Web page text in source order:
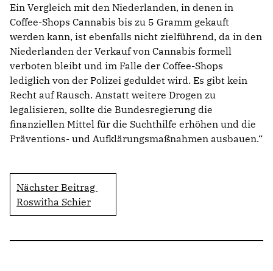
Ein Vergleich mit den Niederlanden, in denen in
Coffee-Shops Cannabis bis zu 5 Gramm gekauft
werden kann, ist ebenfalls nicht zielführend, da in den
Niederlanden der Verkauf von Cannabis formell
verboten bleibt und im Falle der Coffee-Shops
lediglich von der Polizei geduldet wird. Es gibt kein
Recht auf Rausch. Anstatt weitere Drogen zu
legalisieren, sollte die Bundesregierung die
finanziellen Mittel für die Suchthilfe erhöhen und die
Präventions- und Aufklärungsmaßnahmen ausbauen.“
Nächster Beitrag
Roswitha Schier